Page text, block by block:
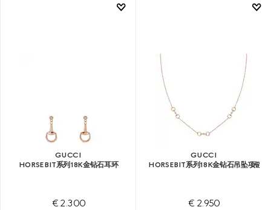
GUCCI
HORSEBIT系列18K金钻石耳环
€ 2.300
GUCCI
HORSEBIT系列18K金钻石吊坠项链
€ 2.950